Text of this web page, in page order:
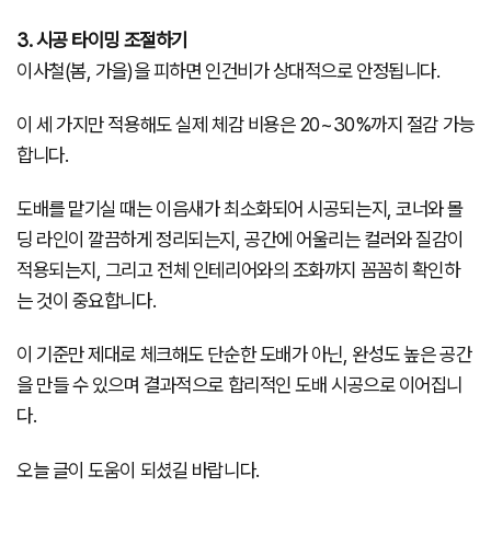
3. 시공 타이밍 조절하기
이사철(봄, 가을)을 피하면 인건비가 상대적으로 안정됩니다.
이 세 가지만 적용해도 실제 체감 비용은 20~30%까지 절감 가능
합니다.
도배를 맡기실 때는 이음새가 최소화되어 시공되는지, 코너와 몰
딩 라인이 깔끔하게 정리되는지, 공간에 어울리는 컬러와 질감이
적용되는지, 그리고 전체 인테리어와의 조화까지 꼼꼼히 확인하
는 것이 중요합니다.
이 기준만 제대로 체크해도 단순한 도배가 아닌, 완성도 높은 공간
을 만들 수 있으며 결과적으로 합리적인 도배 시공으로 이어집니
다.
오늘 글이 도움이 되셨길 바랍니다.